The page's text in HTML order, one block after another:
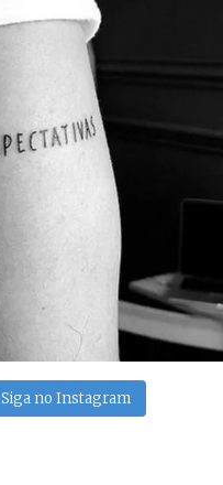
Siga no Instagram